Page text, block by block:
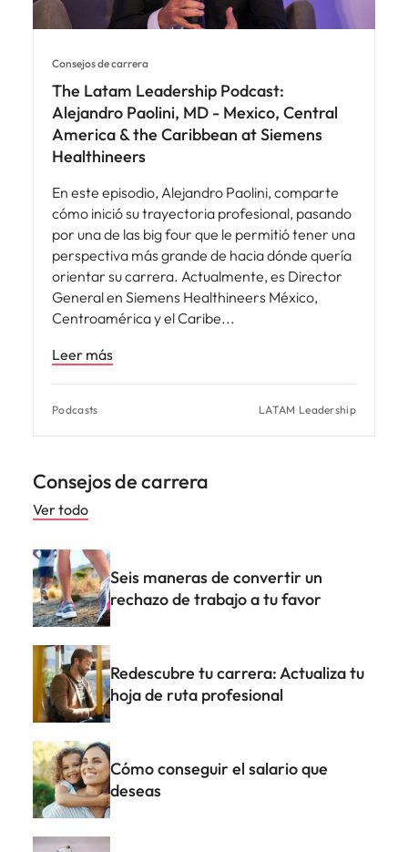
Consejos de carrera
The Latam Leadership Podcast:
Alejandro Paolini, MD - Mexico, Central
America & the Caribbean at Siemens
Healthineers
En este episodio, Alejandro Paolini, comparte
cómo inició su trayectoria profesional, pasando
por una de las big four que le permitió tener una
perspectiva más grande de hacia dónde quería
orientar su carrera. Actualmente, es Director
General en Siemens Healthineers México,
Centroamérica y el Caribe
Leer más
Podcasts LATAM Leadership
Consejos de carrera
Ver todo
Seis maneras de convertir un
rechazo de trabajo a tu favor
Redescubre tu carrera: Actualiza tu
hoja de ruta profesional
Cómo conseguir el salario que
deseas